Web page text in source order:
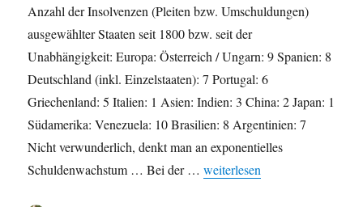
Anzahl der Insolvenzen (Pleiten bzw. Umschuldungen)
ausgewählter Staaten seit 1800 bzw. seit der
Unabhängigkeit: Europa: Österreich / Ungarn: 9 Spanien: 8
Deutschland (inkl. Einzelstaaten): 7 Portugal: 6
Griechenland: 5 Italien: 1 Asien: Indien: 3 China: 2 Japan: 1
Südamerika: Venezuela: 10 Brasilien: 8 Argentinien: 7
Nicht verwunderlich, denkt man an exponentielles
Schuldenwachstum … Bei der …„Staatspleiten: Nichts
weiterlesen